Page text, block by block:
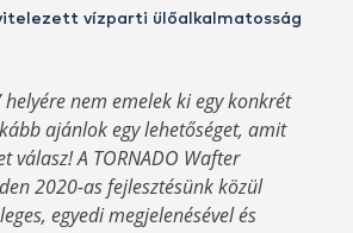
vízparti ülőalkalmatosság
helyére nem emelek ki egy konkrét
ajánlok egy lehetőséget, amit
válasz! A TORNADO Wafter
2020-as fejlesztésünk közül
egyedi megjelenésével és